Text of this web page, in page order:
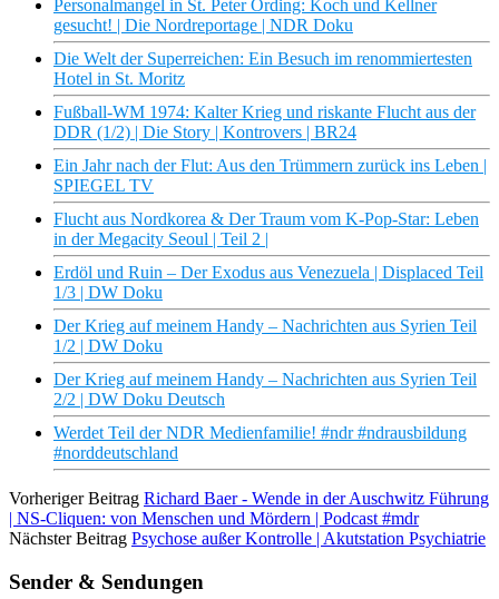
Personalmangel in St. Peter Ording: Koch und Kellner
gesucht! | Die Nordreportage | NDR Doku
Die Welt der Superreichen: Ein Besuch im renommiertesten
Hotel in St. Moritz
Fußball-WM 1974: Kalter Krieg und riskante Flucht aus der
DDR (1/2) | Die Story | Kontrovers | BR24
Ein Jahr nach der Flut: Aus den Trümmern zurück ins Leben |
SPIEGEL TV
Flucht aus Nordkorea & Der Traum vom K-Pop-Star: Leben
in der Megacity Seoul | Teil 2 |
Erdöl und Ruin – Der Exodus aus Venezuela | Displaced Teil
1/3 | DW Doku
Der Krieg auf meinem Handy – Nachrichten aus Syrien Teil
1/2 | DW Doku
Der Krieg auf meinem Handy – Nachrichten aus Syrien Teil
2/2 | DW Doku Deutsch
Werdet Teil der NDR Medienfamilie! #ndr #ndrausbildung
#norddeutschland
Vorheriger Beitrag Richard Baer - Wende in der Auschwitz Führung
| NS-Cliquen: von Menschen und Mördern | Podcast #mdr
Nächster Beitrag Psychose außer Kontrolle | Akutstation Psychiatrie
Sender & Sendungen